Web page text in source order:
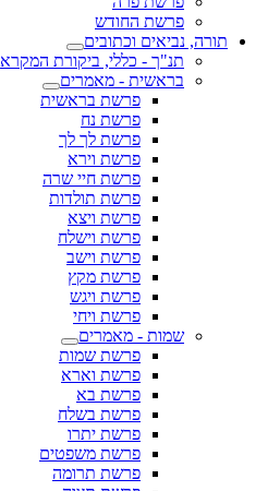
פרשת החודש
תורה, נביאים וכתובים
תנ"ך - כללי, ביקורת המקרא
בראשית - מאמרים
פרשת בראשית
פרשת נח
פרשת לך לך
פרשת וירא
פרשת חיי שרה
פרשת תולדות
פרשת ויצא
פרשת וישלח
פרשת וישב
פרשת מקץ
פרשת ויגש
פרשת ויחי
שמות - מאמרים
פרשת שמות
פרשת וארא
פרשת בא
פרשת בשלח
פרשת יתרו
פרשת משפטים
פרשת תרומה